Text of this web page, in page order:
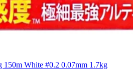
White #0.2 0.07mm 1.7kg